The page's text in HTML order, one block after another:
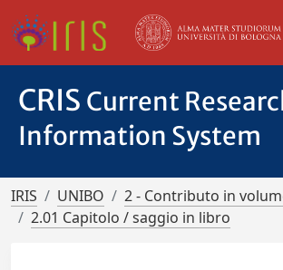
CRIS Current
Information System
IRIS UNIBO
2 - Contributo in
2.01 Capitolo / saggio in libro